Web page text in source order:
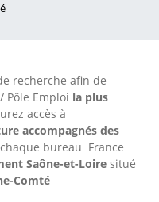
recherche afin de
Pôle Emploi la plus
accès à
accompagnés des
bureau France
Saône-et-Loire situé
Comté